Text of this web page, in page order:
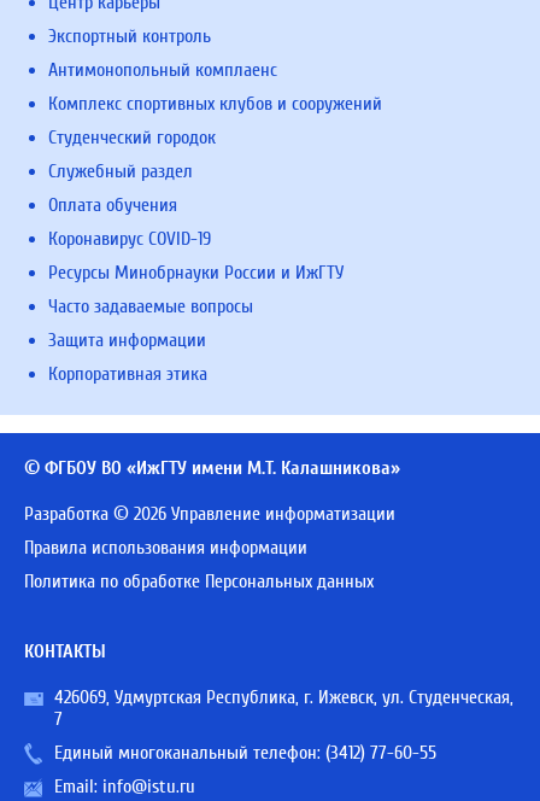
Экспортный контроль
Антимонопольный комплаенс
Комплекс спортивных клубов и сооружений
Студенческий городок
Служебный раздел
Оплата обучения
Коронавирус COVID-19
Ресурсы Минобрнауки России и ИжГТУ
Часто задаваемые вопросы
Защита информации
Корпоративная этика
© ФГБОУ ВО «ИжГТУ имени М.Т. Калашникова»
Разработка © 2026 Управление информатизации
Правила использования информации
Политика по обработке Персональных данных
КОНТАКТЫ
426069, Удмуртская Республика, г. Ижевск, ул. Студенческая,
7
Единый многоканальный телефон: (3412) 77-60-55
Email: info@istu.ru